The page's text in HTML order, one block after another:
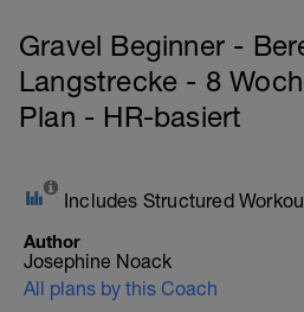
Gravel Beginner -
Langstrecke - 8
Plan - HR-basiert
Includes Structured
Author
Josephine Noack
All plans by this Coach